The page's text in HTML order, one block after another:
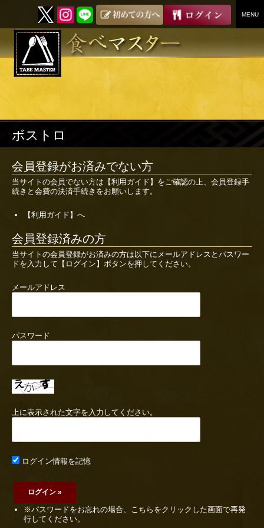
MENU
SKIP
ボストロ
会員登録がお済みでない方
当サイトの会員でない方は 【利用ガイド】 をご確認の上、会員登録手
続きと会費の決済手続きをお願いします。
【利用ガイド】へ
会員登録済みの方
当サイトの会員登録がお済みの方は以下にメールアドレスとパスワー
ドを入力して【ログイン】ボタンを押してください。
メールアドレス
パスワード
上に表示された文字を入力してください。
ログイン情報を記憶
※パスワードをお忘れの場合、こちらをクリックした画面で再発
行してください。